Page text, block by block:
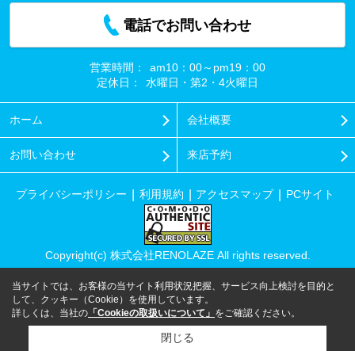
電話でお問い合わせ
営業時間：
am10：00～pm19：00
定休日：
水曜日・第2・4火曜日
ホーム 会社概要
お問い合わせ 来店予約
プライバシーポリシー 利用規約 アクセスマップ PCサイト
Copyright(c) 株式会社RENOLAZE All rights reserved.
当サイトでは、お客様の当サイト利用状況把握、サービス向上検討を目的と
して、クッキー（Cookie）を使用しています。
詳しくは、当社の 「Cookieの取扱いについて」 をご確認ください。
閉じる